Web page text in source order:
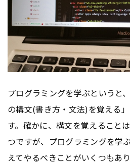
プログラミングを学ぶというと
の構文(書き方・文法)を覚える
す。確かに、構文を覚えること
つですが、プログラミングを学
えてやるべきことがいくつもあり